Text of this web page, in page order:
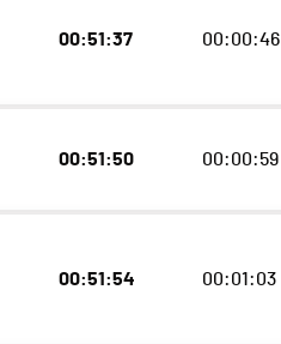
00:51:37 00:00:46
00:51:50 00:00:59
00:51:54 00:01:03